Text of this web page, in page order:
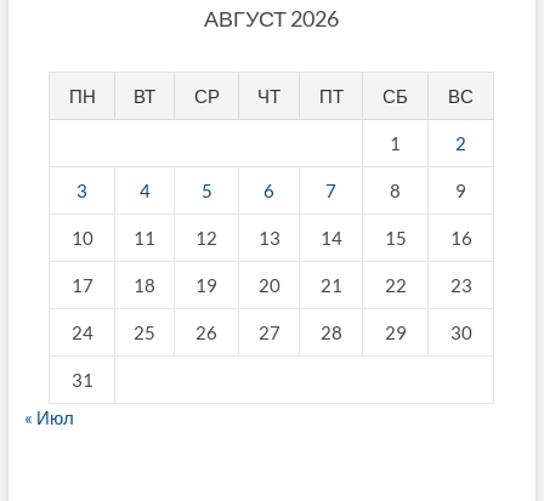
АВГУСТ 2026
ПН ВТ СР ЧТ ПТ СБ ВС
1 2
3 4 5 6 7 8 9
10 11 12 13 14 15 16
17 18 19 20 21 22 23
24 25 26 27 28 29 30
31
« Июл